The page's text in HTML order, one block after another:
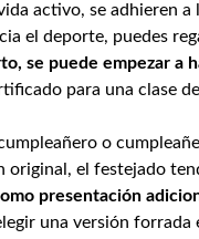
activo, se adhieren a
el deporte, puedes
se puede empezar a
para una clase
o
original, el festejado
presentación
una versión